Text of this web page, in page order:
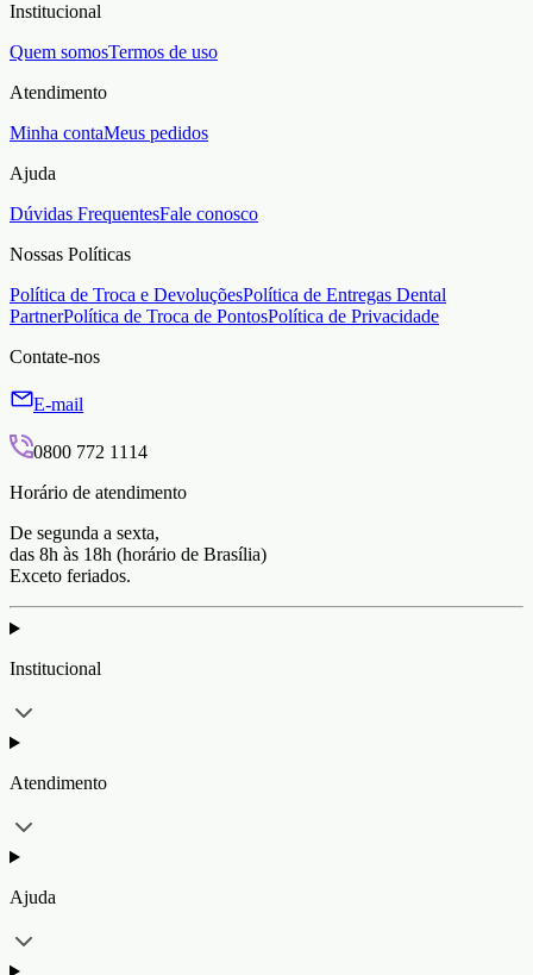
Institucional
Quem somosTermos de uso
Atendimento
Minha contaMeus pedidos
Ajuda
Dúvidas FrequentesFale conosco
Nossas Políticas
Política de Troca e DevoluçõesPolítica de Entregas Dental
PartnerPolítica de Troca de PontosPolítica de Privacidade
Contate-nos
E-mail
0800 772 1114
Horário de atendimento
De segunda a sexta,
das 8h às 18h (horário de Brasília)
Exceto feriados.
Institucional
Atendimento
Ajuda